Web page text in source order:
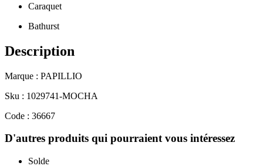
Caraquet
Bathurst
Description
Marque : PAPILLIO
Sku : 1029741-MOCHA
Code : 36667
D'autres produits qui pourraient vous intéressez
Solde